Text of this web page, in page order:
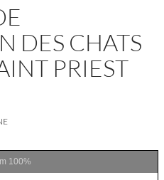
DES CHATS
PRIEST
100%